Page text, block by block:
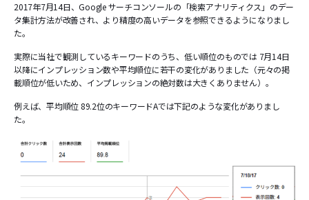
2017年7月14日、Google サーチコンソールの「検索アナリティクス」のデー
タ集計方法が改善され、より精度の高いデータを参照できるようになりまし
た。
実際に当社で観測しているキーワードのうち、低い順位のものでは 7月14日
以降にインプレッション数や平均順位に若干の変化がありました（元々の掲
載順位が低いため、インプレッションの絶対数は大きくありません）。
例えば、平均順位 89.2位のキーワードAでは下記のような変化がありまし
た。